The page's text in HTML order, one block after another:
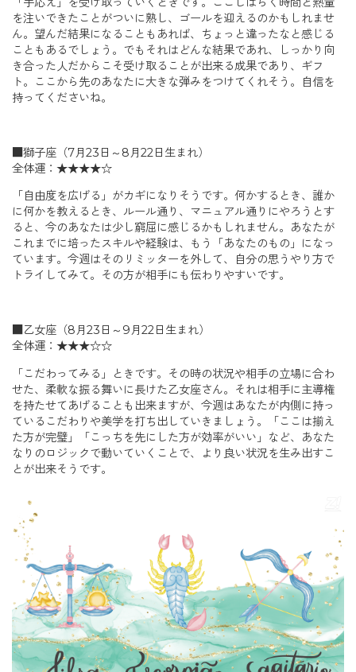
を注いできたことがついに熟し、ゴールを迎えるのかもしれませ
ん。望んだ結果になることもあれば、ちょっと違ったなと感じる
こともあるでしょう。でもそれはどんな結果であれ、しっかり向
き合った人だからこそ受け取ることが出来る成果であり、ギフ
ト。ここから先のあなたに大きな弾みをつけてくれそう。自信を
持ってくださいね。
■獅子座（7月23日～8月22日生まれ）
全体運：★★★★☆
「自由度を広げる」がカギになりそうです。何かするとき、誰か
に何かを教えるとき、ルール通り、マニュアル通りにやろうとす
ると、今のあなたは少し窮屈に感じるかもしれません。あなたが
これまでに培ったスキルや経験は、もう「あなたのもの」になっ
ています。今週はそのリミッターを外して、自分の思うやり方で
トライしてみて。その方が相手にも伝わりやすいです。
■乙女座（8月23日～9月22日生まれ）
全体運：★★★☆☆
「こだわってみる」ときです。その時の状況や相手の立場に合わ
せた、柔軟な振る舞いに長けた乙女座さん。それは相手に主導権
を持たせてあげることも出来ますが、今週はあなたが内側に持っ
ているこだわりや美学を打ち出していきましょう。「ここは揃え
た方が完璧」「こっちを先にした方が効率がいい」など、あなた
なりのロジックで動いていくことで、より良い状況を生み出すこ
とが出来そうです。